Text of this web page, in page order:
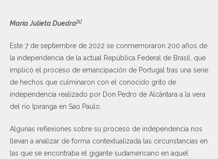
María Julieta Duedra[1]
Este 7 de septiembre de 2022 se conmemoraron 200 años de
la independencia de la actual República Federal de Brasil, que
implicó el proceso de emancipación de Portugal tras una serie
de hechos que culminaron con el conocido grito de
independencia realizado por Don Pedro de Alcântara a la vera
del río Ipiranga en Sao Paulo.
Algunas reflexiones sobre su proceso de independencia nos
llevan a analizar de forma contextualizada las circunstancias en
las que se encontraba el gigante sudamericano en aquel